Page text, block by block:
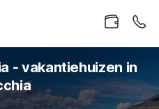
- vakantiehuizen in